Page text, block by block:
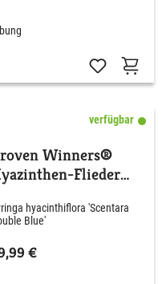
verfügbar
Winners®
Flieder
hyacinthiflora 'Scentara
Blue'
€